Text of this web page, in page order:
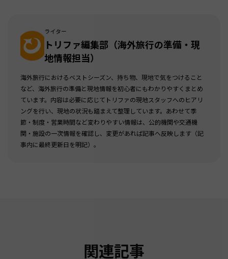
ライター
トリファ編集部（海外旅行の準備・現
地情報担当）
海外旅行におけるベストシーズン、持ち物、現地で気をつけること
など、海外旅行の準備と現地情報を初心者にもわかりやすくまとめ
ています。内容は必要に応じてトリファの現地スタッフへのヒアリ
ングを行い、現地の状況も踏まえて整理しています。あわせて季
節・制度・営業時間など変わりやすい情報は、公的機関や交通機
関・施設の一次情報を確認し、変更があれば記事へ反映します（記
事内に最終更新日を明記）。
関連記事